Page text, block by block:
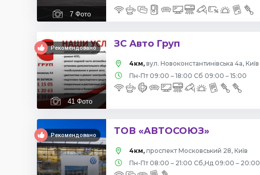
7 Фото
Рекомендовано
41 Фото
ЗС Авто Груп
4км, вул. Новоконстантинівська 4а, Київ
Пн-Пт 09:00 – 18:00 Сб 09:00 – 15:00
Рекомендовано ТОВ «АВТОСОЮЗ»
4км, проспект Московський 28, Київ
Пн-Пт 08:00 – 21:00 Сб,Нд 09:00 – 20:00